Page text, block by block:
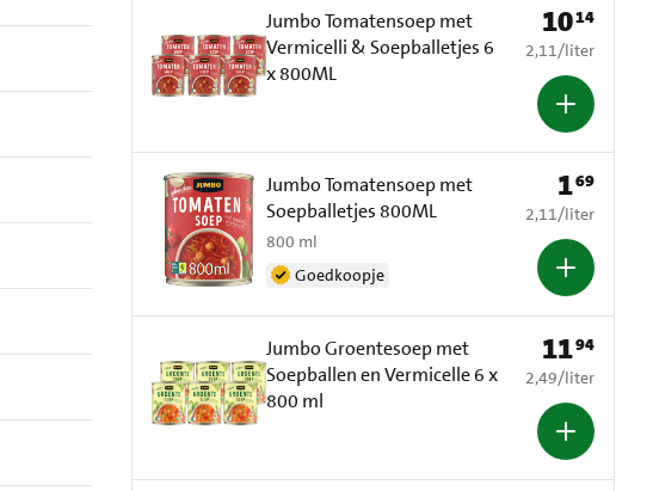
Jumbo Tomatensoep met
Vermicelli & Soepballetjes 6
x 800ML
Prijs: € 10,14
1014
€ 2,11 per liter
2,11 /liter
Jumbo Tomatensoep met
Soepballetjes 800ML
800 ml
Goedkoopje
Prijs: € 1,69
169
€ 2,11 per liter
2,11 /liter
Jumbo Groentesoep met
Soepballen en Vermicelle 6 x
800 ml
Prijs: € 11,94
1194
€ 2,49 per liter
2,49/liter